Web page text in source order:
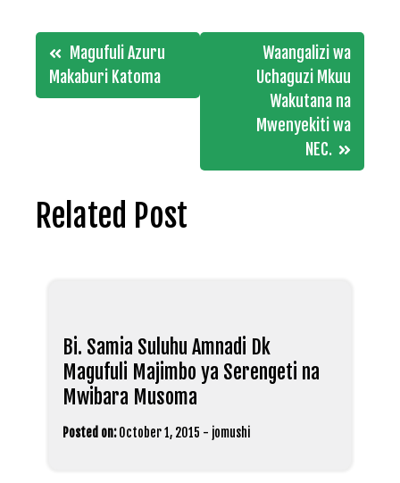
Post
navigation
Magufuli Azuru
Makaburi Katoma
Waangalizi wa
Uchaguzi Mkuu
Wakutana na
Mwenyekiti wa
NEC.
Related Post
Bi. Samia Suluhu Amnadi Dk
Magufuli Majimbo ya Serengeti na
Mwibara Musoma
Posted on: October 1, 2015 - jomushi